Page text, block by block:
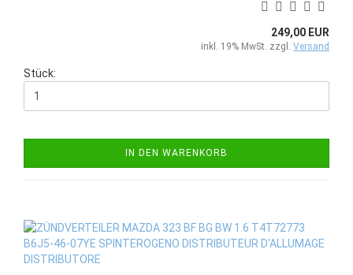
249,00 EUR
inkl. 19% MwSt. zzgl. Versand
Stück:
IN DEN WARENKORB